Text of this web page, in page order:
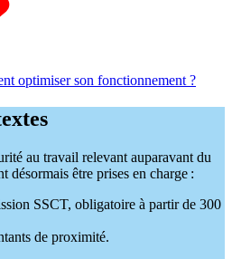
optimiser son fonctionnement ?
au travail relevant auparavant du
être prises en charge :
SSCT, obligatoire à partir de 300
de proximité.